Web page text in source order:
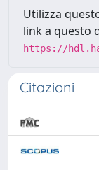
Utilizza
link a questo
https://
Citazioni